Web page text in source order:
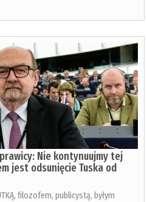
Nie kontynuujmy tej
jest odsunięcie Tuska od
filozofem, publicystą, byłym